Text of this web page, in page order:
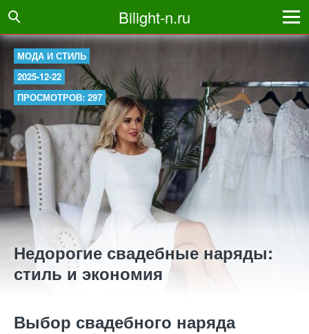
Bilight-n.ru
МОДА И СТИЛЬ
2025-12-22
ПРОСМОТРОВ: 297
Недорогие свадебные наряды:
стиль и экономия
Выбор свадебного наряда